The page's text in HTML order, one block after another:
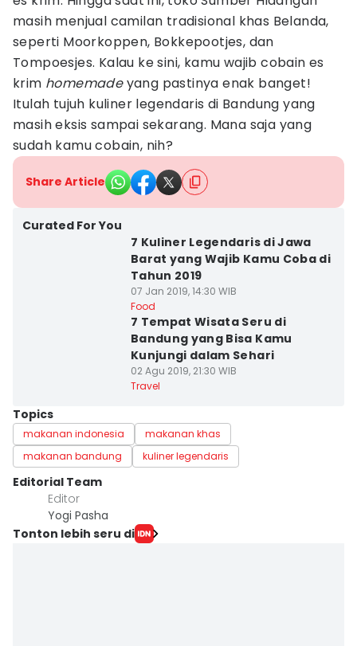
masih menjual camilan tradisional khas Belanda,
seperti Moorkoppen, Bokkepootjes, dan
Tompoesjes. Kalau ke sini, kamu wajib cobain es
krim homemadeyang pastinya enak banget!
Itulah tujuh kuliner legendaris di Bandung yang
masih eksis sampai sekarang. Mana saja yang
sudah kamu cobain, nih?
Share Article
Curated For You
7 Kuliner Legendaris di Jawa
Barat yang Wajib Kamu Coba di
Tahun 2019
07 Jan 2019, 14:30 WIB
Food
7 Tempat Wisata Seru di
Bandung yang Bisa Kamu
Kunjungi dalam Sehari
02 Agu 2019, 21:30 WIB
Travel
Topics
makanan indonesia
makanan khas
makanan bandung
kuliner legendaris
Editorial Team
Editor
Yogi Pasha
Tonton lebih seru di